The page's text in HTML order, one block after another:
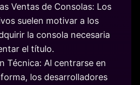
Ventas de Consolas: Los
suelen motivar a los
la consola necesaria
el título.
Técnica: Al centrarse en
los desarrolladores